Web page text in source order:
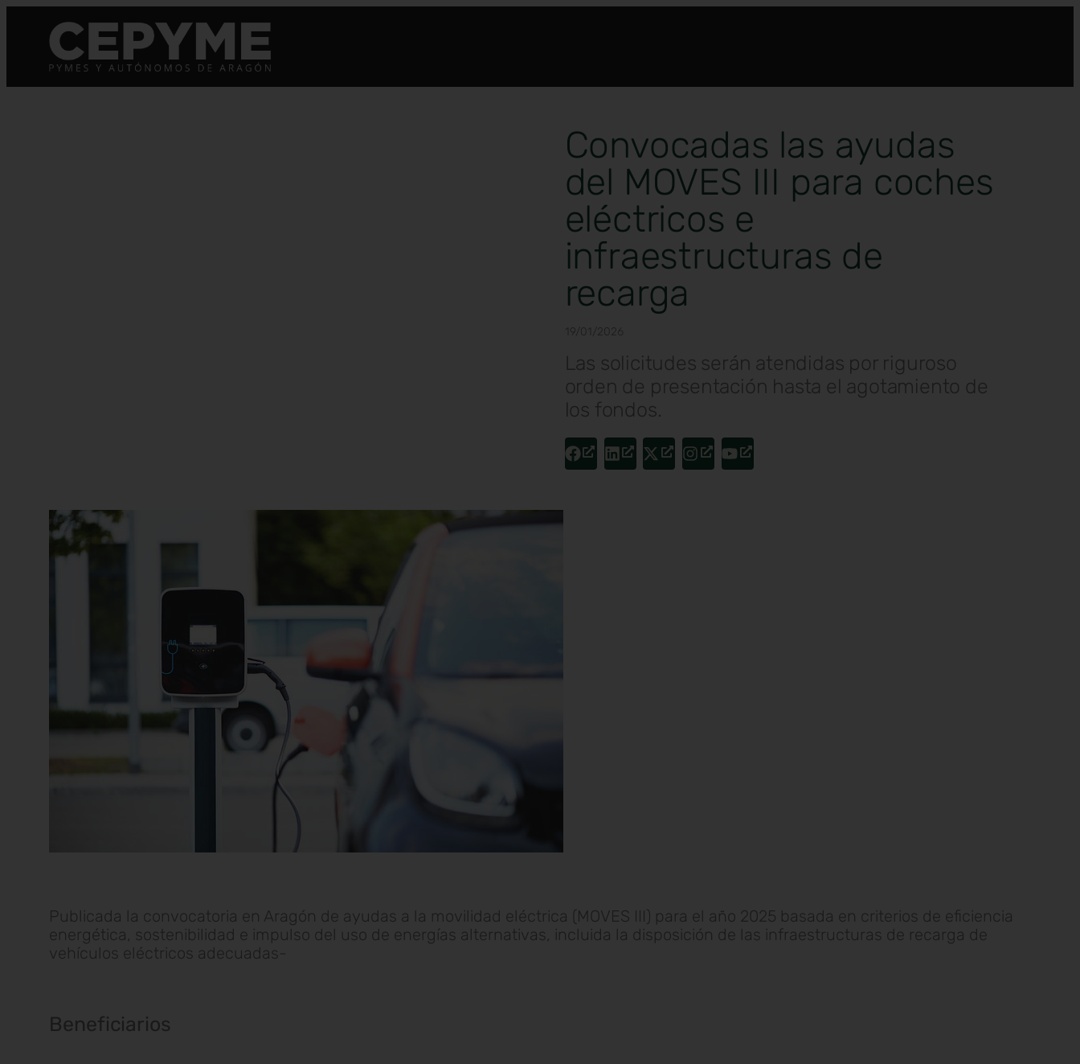
Convocadas las ayudas
del MOVES III para coches
eléctricos e
infraestructuras de
recarga
19/01/2026
Las solicitudes serán atendidas por riguroso
orden de presentación hasta el agotamiento de
los fondos.
Publicada la convocatoria en Aragón de ayudas a la movilidad eléctrica (MOVES III) para el año 2025 basada en criterios de eficiencia
energética, sostenibilidad e impulso del uso de energías alternativas, incluida la disposición de las infraestructuras de recarga de
vehículos eléctricos adecuadas-
Beneficiarios